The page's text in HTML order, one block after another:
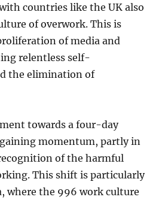
countries like the UK also
of overwork. This is
of media and
relentless self-
the elimination of
towards a four-day
momentum, partly in
of the harmful
This shift is particularly
where the 996 work culture